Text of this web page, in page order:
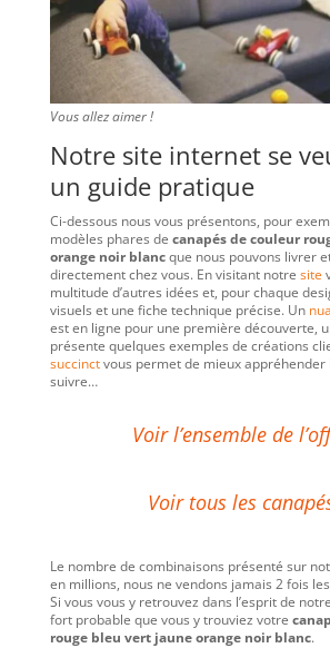
Vous allez aimer !
Notre site internet se
un guide pratique
Ci-dessous nous vous présentons, pour
modèles phares de canapés de couleur
orange noir blancque nous pouvons livrer
directement chez vous. En visitant notre site
multitude d’autres idées et, pour chaque
visuels et une fiche technique précise. Un
est en ligne pour une première découverte,
présente quelques exemples de créations
succinctvous permet de mieux appréhender
suivre…
Voir l’ensemble de
Voir tous les
Le nombre de combinaisons présenté sur
en millions, nous ne vendons jamais 2 fois
Si vous vous y retrouvez dans l’esprit de
fort probable que vous y trouviez votre
rouge bleu vert jaune orange noir blanc.